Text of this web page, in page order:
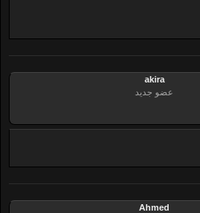
akira
عضو جديد
Ahmed